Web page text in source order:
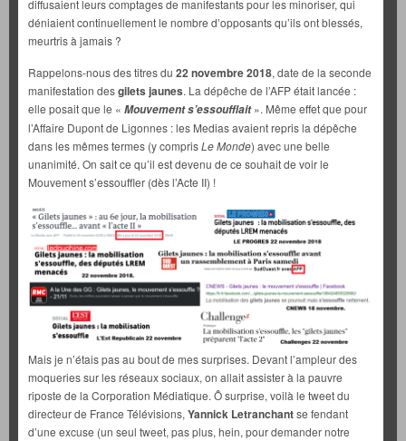
diffusaient leurs comptages de manifestants pour les minoriser, qui
déniaient continuellement le nombre d’opposants qu’ils ont blessés,
meurtris à jamais ?
Rappelons-nous des titres du 22 novembre 2018, date de la seconde
manifestation desgilets jaunes. La dépêche de l’AFP était lancée :
elle posait que le « Mouvement s’essoufflait». Même effet que pour
l’Affaire Dupont de Ligonnes : les Medias avaient repris la dépêche
dans les mêmes termes (y comprisLe Monde) avec une belle
unanimité. On sait ce qu’il est devenu de ce souhait de voir le
Mouvement s’essouffler (dès l’Acte II) !
Mais je n’étais pas au bout de mes surprises. Devant l’ampleur des
moqueries sur les réseaux sociaux, on allait assister à la pauvre
riposte de la Corporation Médiatique. Ô surprise, voilà le tweet du
directeur de France Télévisions, Yannick Letranchantse fendant
d’une excuse (un seul tweet, pas plus, hein, pour demander notre